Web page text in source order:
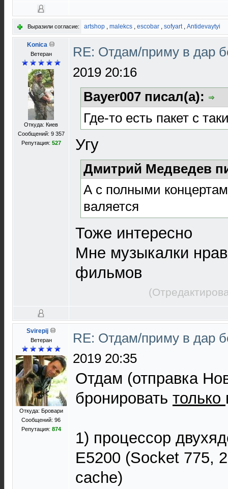
Выразили согласие: artshop , malekcs , escobar , sofyart, Antidevaytyi
Konica
Ветеран
Откуда: Киев
Сообщений: 9 357
Репутация: 527
RE: Отдам/приму в дар
2019 20:16
Bayer007 писал(а):
Где-то есть пакет с
Угу
Дмитрий Медведев
А с полными
валяется
Тоже интересно
Мне музыкалки
фильмов
Svirepij
Ветеран
Откуда: Бровари
Сообщений: 96
Репутация: 874
RE: Отдам/приму в дар
2019 20:35
Отдам (отправка
бронировать только
1) процессор
E5200 (Socket 775,
cache)